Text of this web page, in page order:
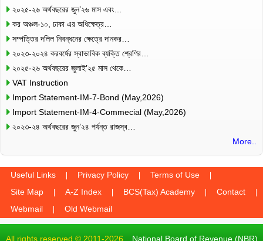
২০২৫-২৬ অর্থবছরের জুন’২৬ মাস এবং…
কর অঞ্চল-১০, ঢাকা এর অধিক্ষেত্র…
সম্পত্তির দলিল নিবন্ধনের ক্ষেত্রে দানকর…
২০২৩-২০২৪ করবর্ষের স্বাভাবিক ব্যক্তি শ্রেণির…
২০২৫-২৬ অর্থবছরের জুলাই’২৫ মাস থেকে…
VAT Instruction
Import Statement-IM-7-Bond (May,2026)
Import Statement-IM-4-Commecial (May,2026)
২০২৩-২৪ অর্থবছরের জুন’২৪ পর্যন্ত রাজস্ব…
More..
Useful Links Privacy Policy
Terms of Use
Site Map
A-Z Index BCS(Tax) Academy
Contact
Webmail
Old Webmail
All rights reserved © 2011-2026 National Board of Revenue (NBR)